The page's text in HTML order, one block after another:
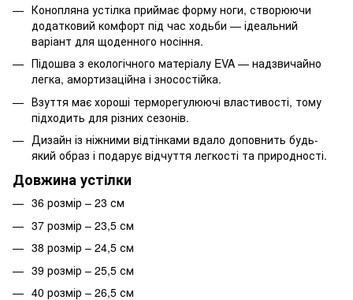
Конопляна устілка приймає форму ноги, створюючи
додатковий комфорт під час ходьби — ідеальний
варіант для щоденного носіння.
Підошва з екологічного матеріалу EVA — надзвичайно
легка, амортизаційна і зносостійка.
Взуття має хороші терморегулюючі властивості, тому
підходить для різних сезонів.
Дизайн із ніжними відтінками вдало доповнить будь-
який образ і подарує відчуття легкості та природності.
Довжина устілки
36 розмір – 23 см
37 розмір – 23,5 см
38 розмір – 24,5 см
39 розмір – 25,5 см
40 розмір – 26,5 см